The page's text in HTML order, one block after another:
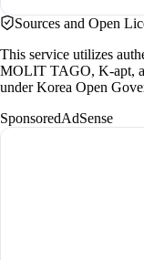
Sources and Open
This service utilizes
MOLIT TAGO, K-apt,
under Korea Open
SponsoredAdSense